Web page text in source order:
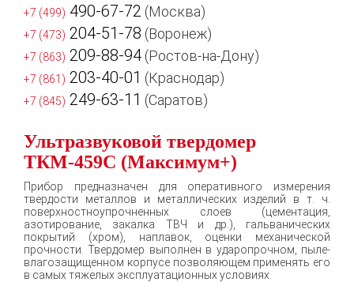
+7 (499) 490-67-72 (Москва)
+7 (473) 204-51-78 (Воронеж)
+7 (863) 209-88-94 (Ростов-на-Дону)
+7 (861) 203-40-01 (Краснодар)
+7 (845) 249-63-11 (Саратов)
Ультразвуковой твердомер
ТКМ-459С (Максимум+)
Прибор предназначен для оперативного измерения
твердости металлов и металлических изделий в т. ч.
поверхностноупрочненных слоев (цементация,
азотирование, закалка ТВЧ и др.), гальванических
покрытий (хром), наплавок, оценки механической
прочности. Твердомер выполнен в ударопрочном, пыле-
влагозащищенном корпусе позволяющем применять его
в самых тяжелых эксплуатационных условиях.